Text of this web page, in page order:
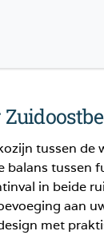
tussen de
balans tussen
in beide
aan
met